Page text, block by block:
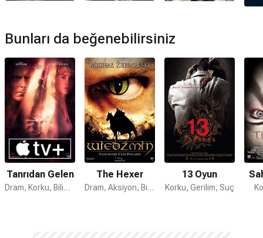
Bunları da beğenebilirsiniz
Tanrıdan Gelen
Dram, Korku, Bilim Kurgu
The Hexer
Dram, Aksiyon, Bilim Kurgu
13 Oyun
Korku, Gerilim, Suç